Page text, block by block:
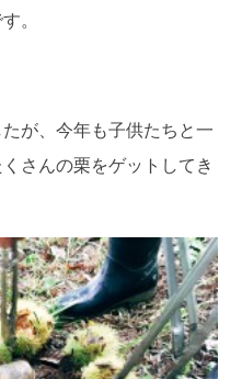
。
が、今年も子供たちと一
さんの栗をゲットしてき